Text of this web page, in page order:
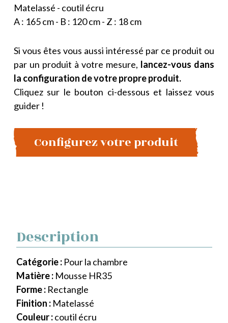
Matelassé - coutil écru
A : 165 cm - B : 120 cm - Z : 18 cm
Si vous êtes vous aussi intéressé par ce produit ou
par un produit à votre mesure, lancez-vous dans
la configuration de votre propre produit.
Cliquez sur le bouton ci-dessous et laissez vous
guider !
Configurez votre produit
Description
Catégorie : Pour la chambre
Matière : Mousse HR35
Forme : Rectangle
Finition : Matelassé
Couleur :coutil écru